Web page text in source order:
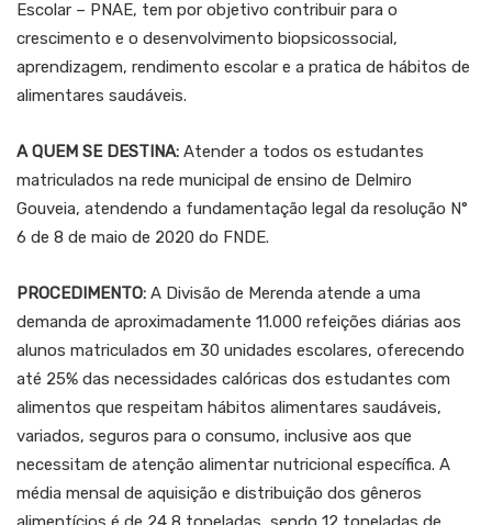
Escolar – PNAE, tem por objetivo contribuir para o
crescimento e o desenvolvimento biopsicossocial,
aprendizagem, rendimento escolar e a pratica de hábitos de
alimentares saudáveis.
A QUEM SE DESTINA: Atender a todos os estudantes
matriculados na rede municipal de ensino de Delmiro
Gouveia, atendendo a fundamentação legal da resolução N°
6 de 8 de maio de 2020 do FNDE.
PROCEDIMENTO: A Divisão de Merenda atende a uma
demanda de aproximadamente 11.000 refeições diárias aos
alunos matriculados em 30 unidades escolares, oferecendo
até 25% das necessidades calóricas dos estudantes com
alimentos que respeitam hábitos alimentares saudáveis,
variados, seguros para o consumo, inclusive aos que
necessitam de atenção alimentar nutricional específica. A
média mensal de aquisição e distribuição dos gêneros